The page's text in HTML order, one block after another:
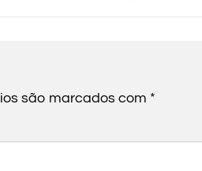
são marcados com *